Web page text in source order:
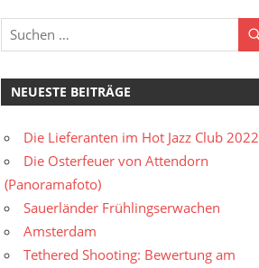
NEUESTE BEITRÄGE
Die Lieferanten im Hot Jazz Club 2022
Die Osterfeuer von Attendorn
(Panoramafoto)
Sauerländer Frühlingserwachen
Amsterdam
Tethered Shooting: Bewertung am